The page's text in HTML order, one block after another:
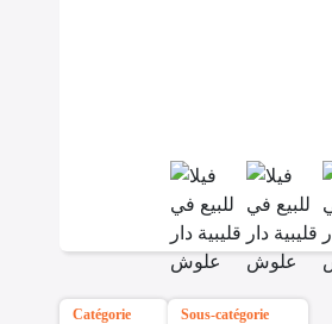
Catégorie Sous-catégorie